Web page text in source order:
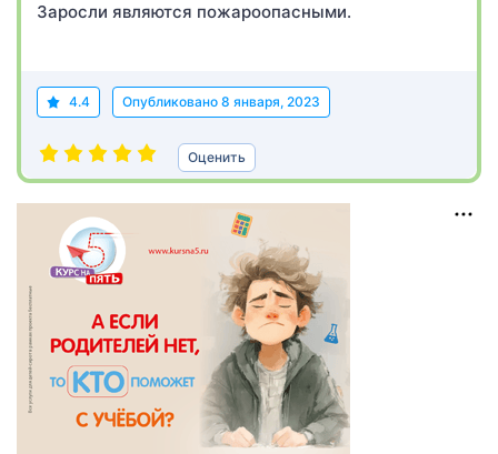
Заросли являются пожароопасными.
4.4 Опубликовано 8 января, 2023
Оценить